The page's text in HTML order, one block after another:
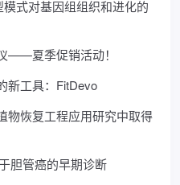
式对基因组组织和进化的
——夏季促销活动！
新工具：FitDevo
物恢复工程应用研究中取得
胆管癌的早期诊断